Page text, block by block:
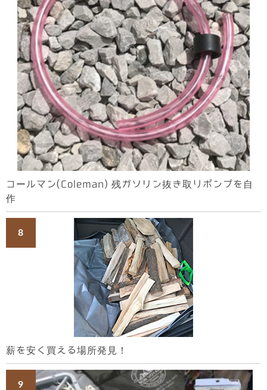
コールマン(Coleman) 残ガソリン抜き取りポンプを自
作
薪を安く買える場所発見！